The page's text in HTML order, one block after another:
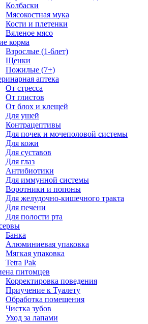
Колбаски
Мясокостная мука
Кости и плетенки
Вяленое мясо
корма
Взрослые (1-6лет)
Щенки
Пожилые (7+)
аптека
От стресса
От глистов
От блох и клещей
Для ушей
Контрацептивы
Для почек и мочеполовой системы
Для кожи
Для суставов
Для глаз
Антибиотики
Для иммунной системы
Воротники и попоны
Для желудочно-кишечного тракта
Для печени
Для полости рта
Банка
Алюминиевая упаковка
Мягкая упаковка
Tetra Pak
питомцев
Корректировка поведения
Приучение к Туалету
Обработка помещения
Чистка зубов
Уход за лапами